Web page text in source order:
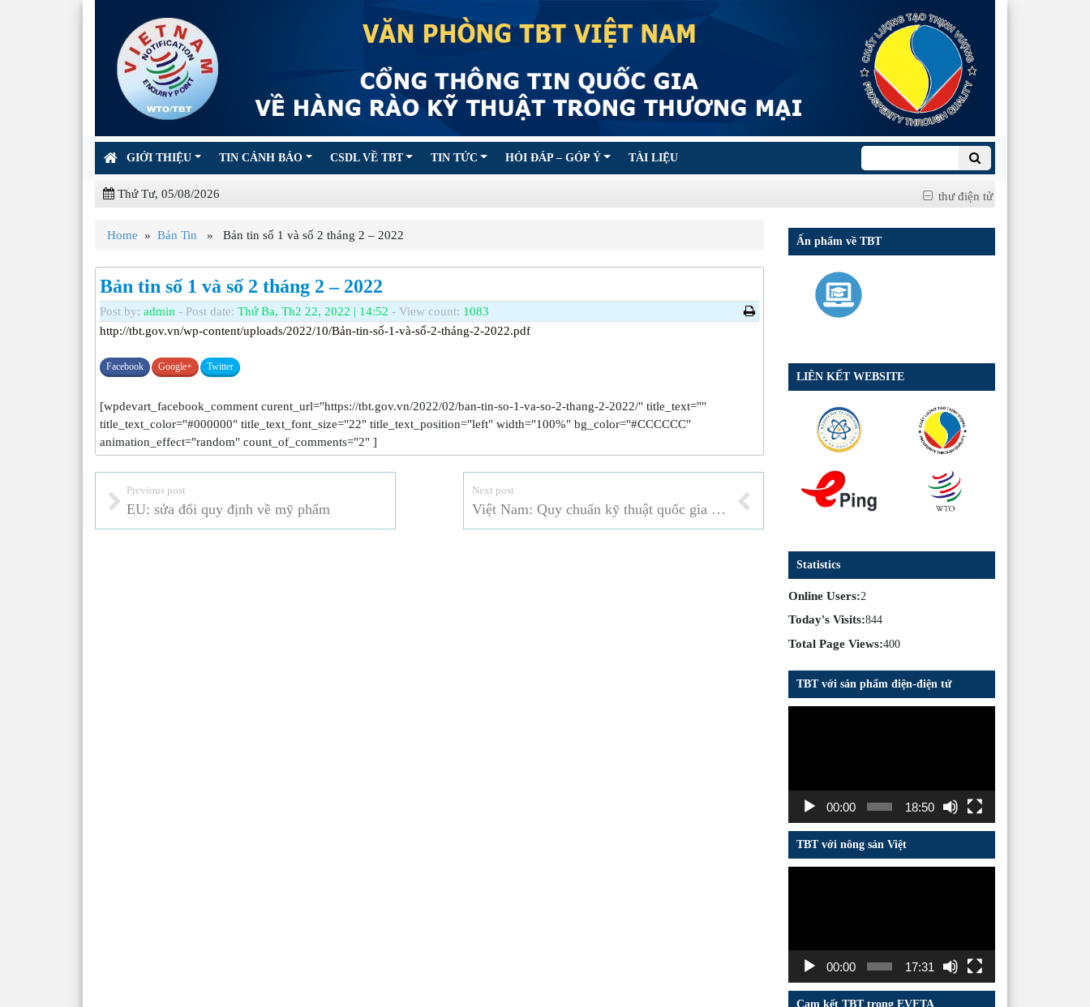
GIỚI THIỆU TIN CẢNH BÁO CSDL VỀ TBT TIN TỨC HỎI ĐÁP – GÓP Ý TÀI LIỆU
Thứ Tư, 05/08/2026 thư điện tử
Home » Bản Tin » Bản tin số 1 và số 2 tháng 2 – 2022
Bản tin số 1 và số 2 tháng 2 – 2022
Post by: admin - Post date: Thứ Ba, Th2 22, 2022 | 14:52 - View count: 1083
http://tbt.gov.vn/wp-content/uploads/2022/10/Bản-tin-số-1-và-số-2-tháng-2-2022.pdf
Facebook Google+ Twitter
[wpdevart_facebook_comment curent_url="https://tbt.gov.vn/2022/02/ban-tin-so-1-va-so-2-thang-2-2022/" title_text=""
title_text_color="#000000" title_text_font_size="22" title_text_position="left" width="100%" bg_color="#CCCCCC"
animation_effect="random" count_of_comments="2" ]
Previous post
EU: sửa đổi quy định về mỹ phẩm
Next post
Việt Nam: Quy chuẩn kỹ thuật quốc gia về tương thích điện từ đối với thiết bị âm thanh không dây dải tần từ 25 mhz đến 2000 mhz
Ấn phẩm về TBT
LIÊN KẾT WEBSITE
Statistics
Online Users:2
Today's Visits:844
Total Page Views:400
TBT với sản phẩm điện-điện tử
00:00 18:50
TBT với nông sản Việt
00:00 17:31
Cam kết TBT trong EVFTA